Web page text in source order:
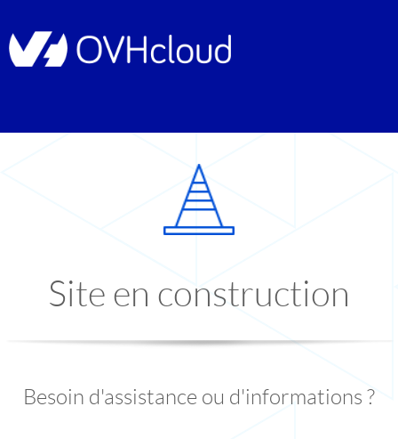
Site en construction
Besoin d'assistance ou d'informations ?